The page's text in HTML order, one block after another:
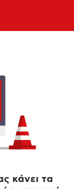
κάνει τα